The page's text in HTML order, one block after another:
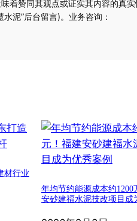
着赞同其观点或证实其内容的真实
泥”后台留言)。业务咨询：
材行业
年均节约能源成本约1200
安砂建福水泥技改项目成